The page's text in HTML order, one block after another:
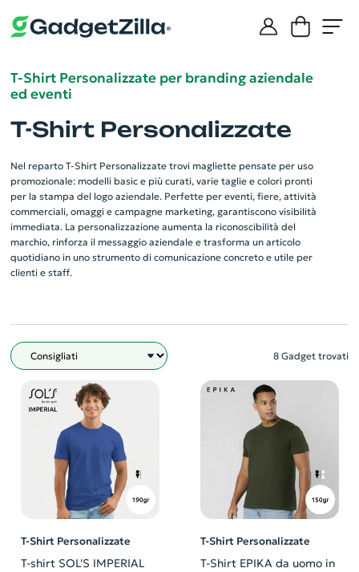
T-Shirt Personalizzate per branding aziendale
ed eventi
T-Shirt Personalizzate
Nel reparto T-Shirt Personalizzate trovi magliette pensate per uso
promozionale: modelli basic e più curati, varie taglie e colori pronti
per la stampa del logo aziendale. Perfette per eventi, fiere, attività
commerciali, omaggi e campagne marketing, garantiscono visibilità
immediata. La personalizzazione aumenta la riconoscibilità del
marchio, rinforza il messaggio aziendale e trasforma un articolo
quotidiano in uno strumento di comunicazione concreto e utile per
clienti e staff.
Filtro 8 Gadget trovati
T-Shirt Personalizzate
T-shirt SOL'S IMPERIAL
T-Shirt Personalizzate
T-Shirt EPIKA da uomo in